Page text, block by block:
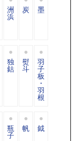
洲
浜
炭 墨
独
鈷
熨
斗
羽
子
板
・
羽
根
瓶
子
帆 鉞